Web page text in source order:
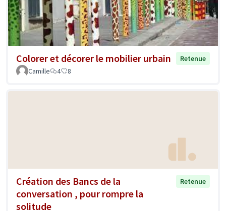
Colorer et décorer le mobilier urbain
Retenue
Camille
4 8
Création des Bancs de la
conversation , pour rompre la
solitude
Retenue